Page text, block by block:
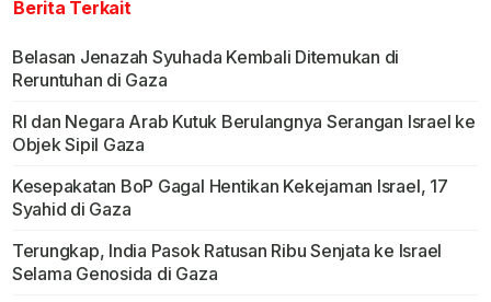
Berita Terkait
Belasan Jenazah Syuhada Kembali Ditemukan di
Reruntuhan di Gaza
RI dan Negara Arab Kutuk Berulangnya Serangan Israel ke
Objek Sipil Gaza
Kesepakatan BoP Gagal Hentikan Kekejaman Israel, 17
Syahid di Gaza
Terungkap, India Pasok Ratusan Ribu Senjata ke Israel
Selama Genosida di Gaza